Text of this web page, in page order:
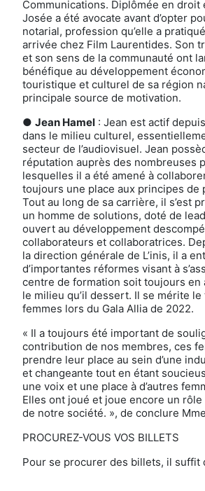
Communications. Diplômée en droit
Josée a été avocate avant d’opter
notarial, profession qu’elle a
arrivée chez Film Laurentides. Son
et son sens de la communauté ont
bénéfique au développement
touristique et culturel de sa région
principale source de motivation.
● Jean Hamel : Jean est actif
dans le milieu culturel,
secteur de l’audiovisuel. Jean
réputation auprès des nombreuses
lesquelles il a été amené à
toujours une place aux principes de
Tout au long de sa carrière, il s’est
un homme de solutions, doté de
ouvert au développement
collaborateurs et collaboratrices.
la direction générale de L’inis, il a
d’importantes réformes visant à
centre de formation soit toujours en
le milieu qu’il dessert. Il se mérite le
femmes lors du Gala Allia de 2022.
« Il a toujours été important de
contribution de nos membres, ces
prendre leur place au sein d’une
et changeante tout en étant
une voix et une place à d’autres
Elles ont joué et joue encore un rôle
de notre société. », de conclure
PROCUREZ-VOUS VOS BILLETS
Pour se procurer des billets, il suffit